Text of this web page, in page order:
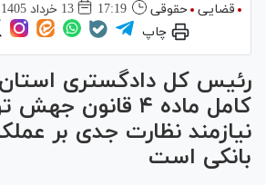
قضایی حقوقی 17:19 13 خرداد 1405
چاپ
رئیس کل دادگستری استان
کامل ماده ۴
نیازمند نظارت جدی بر
بانکی است